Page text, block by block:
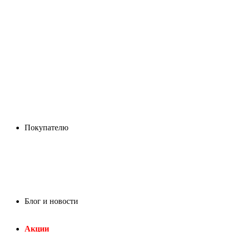
Покупателю
Блог и новости
Акции